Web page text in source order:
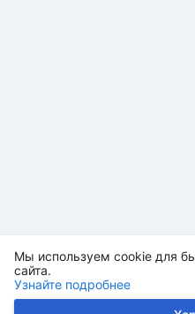
Мы используем cookie для
сайта.
Узнайте подробнее